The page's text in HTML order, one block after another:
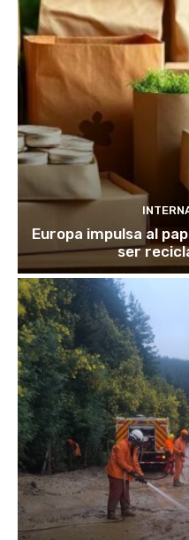
Europa impulsa al
ser